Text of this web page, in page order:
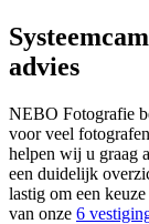
advies
NEBO Fotografie
voor veel
helpen wij u graag
een duidelijk
lastig om een
van onze 6